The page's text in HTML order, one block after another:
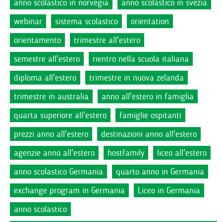
anno scolastico in norvegia
anno scolastico in svezia
webinar
sistema scolastico
orientation
orientamento
trimestre all'estero
semestre all'estero
rientro nella scuola italiana
diploma all'estero
trimestre in nuova zelanda
trimestre in australia
anno all'estero in famiglia
quarta superiore all'estero
famiglie ospitanti
prezzi anno all'estero
destinazioni anno all'estero
agenzie anno all'estero
hostfamily
liceo all'estero
anno scolastico Germania
quarto anno in Germania
exchange program in Germania
Liceo in Germania
anno scolastico